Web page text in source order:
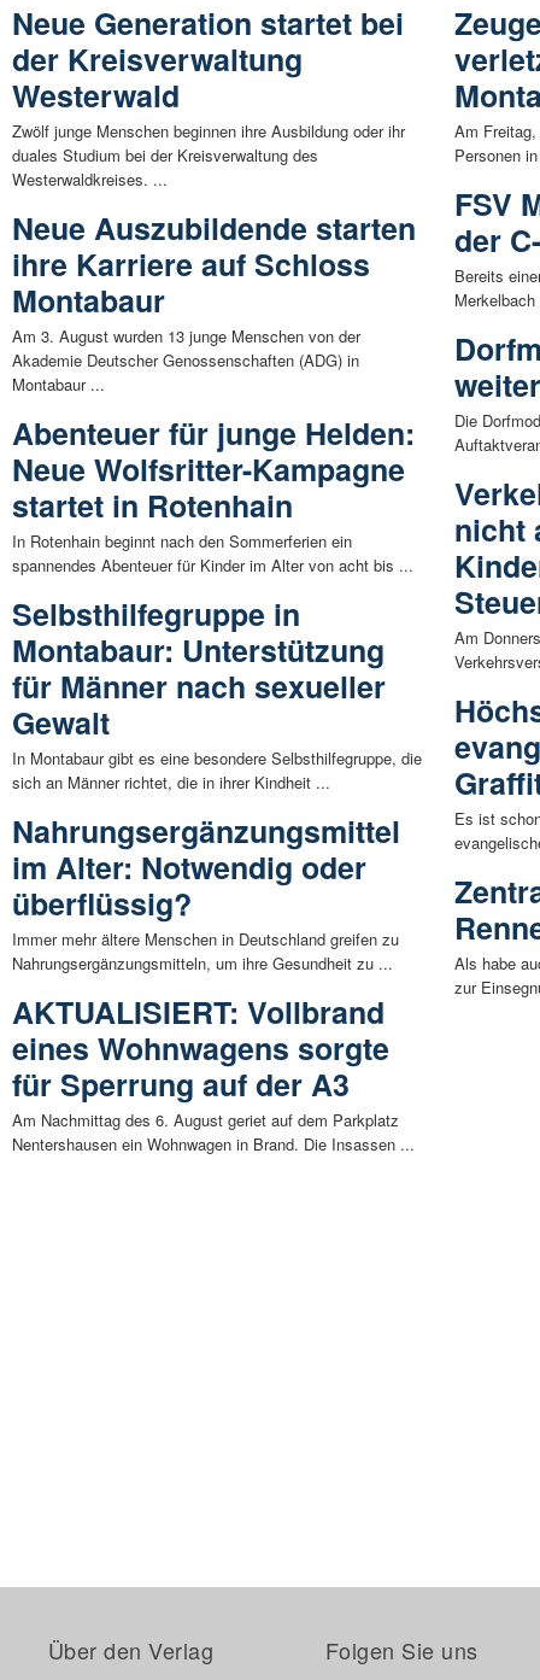
Neue Generation startet bei
der Kreisverwaltung
Westerwald
Zwölf junge Menschen beginnen ihre Ausbildung oder ihr
duales Studium bei der Kreisverwaltung des
Westerwaldkreises. ...
Neue Auszubildende starten
ihre Karriere auf Schloss
Montabaur
Am 3. August wurden 13 junge Menschen von der
Akademie Deutscher Genossenschaften (ADG) in
Montabaur ...
Abenteuer für junge Helden:
Neue Wolfsritter-Kampagne
startet in Rotenhain
In Rotenhain beginnt nach den Sommerferien ein
spannendes Abenteuer für Kinder im Alter von acht bis ...
Selbsthilfegruppe in
Montabaur: Unterstützung
für Männer nach sexueller
Gewalt
In Montabaur gibt es eine besondere Selbsthilfegruppe, die
sich an Männer richtet, die in ihrer Kindheit ...
Nahrungsergänzungsmittel
im Alter: Notwendig oder
überflüssig?
Immer mehr ältere Menschen in Deutschland greifen zu
Nahrungsergänzungsmitteln, um ihre Gesundheit zu ...
AKTUALISIERT: Vollbrand
eines Wohnwagens sorgte
für Sperrung auf der A3
Am Nachmittag des 6. August geriet auf dem Parkplatz
Nentershausen ein Wohnwagen in Brand. Die Insassen ...
Am
Personen
FSV
der
Bereits
Die
nicht
Am
Es ist
Als habe
zur
Über den Verlag Folgen Sie uns